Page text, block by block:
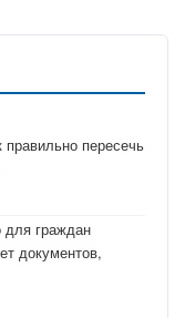
правильно пересечь
для граждан
документов,